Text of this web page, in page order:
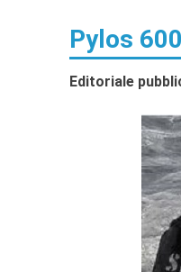
Pylos
Editoriale